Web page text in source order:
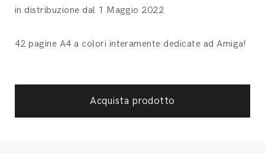
in distribuzione dal 1 Maggio 2022
42 pagine A4 a colori interamente dedicate ad Amiga!
Acquista prodotto